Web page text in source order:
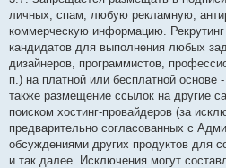
личных, спам, любую рекламную,
коммерческую информацию.
кандидатов для выполнения любых
дизайнеров, программистов,
п.) на платной или бесплатной
также размещение ссылок на другие
поиском хостинг-провайдеров (за
предварительно согласованных с
обсуждениями других продуктов для
и так далее. Исключения могут